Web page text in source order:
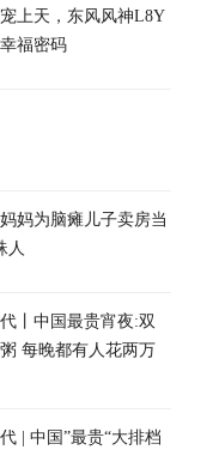
上天，东风风神L8Y
福密码
妈为脑瘫儿子卖房当
人
丨中国最贵宵夜:双
每晚都有人花两万
| 中国”最贵“大排档